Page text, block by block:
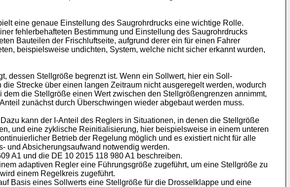
eine genaue Einstellung des Saugrohrdrucks eine wichtige Rolle.
fehlerbehafteten Bestimmung und Einstellung des Saugrohrdrucks
Bauteilen der Frischluftseite, aufgrund derer ein für einen Fahrer
beispielsweise undichten, System, welche nicht sicher erkannt wurden,
dessen Stellgröße begrenzt ist. Wenn ein Sollwert, hier ein Soll-
Strecke über einen langen Zeitraum nicht ausgeregelt werden, wodurch
die Stellgröße einen Wert zwischen den Stellgrößengrenzen annimmt,
zunächst durch Überschwingen wieder abgebaut werden muss.
kann der I-Anteil des Reglers in Situationen, in denen die Stellgröße
und eine zyklische Reinitialisierung, hier beispielsweise in einem unteren
Betrieb der Regelung möglich und es existiert nicht für alle
und Absicherungsaufwand notwendig werden.
A1 und die DE 10 2015 118 980 A1 beschreiben.
adaptiven Regler eine Führungsgröße zugeführt, um eine Stellgröße zu
einem Regelkreis zugeführt.
Basis eines Sollwerts eine Stellgröße für die Drosselklappe und eine